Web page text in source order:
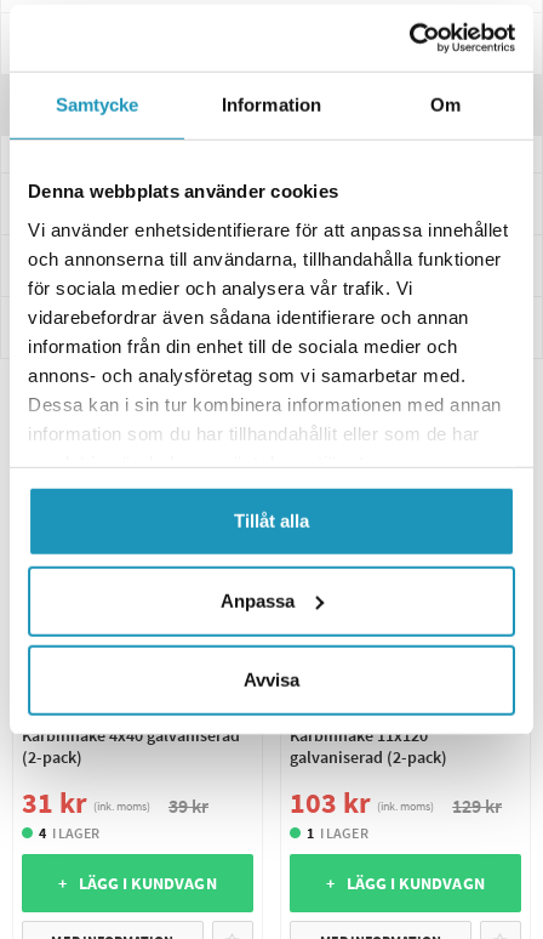
Samtycke Information Om
Denna webbplats använder cookies
Vi använder enhetsidentifierare för att anpassa innehållet
och annonserna till användarna, tillhandahålla funktioner
för sociala medier och analysera vår trafik. Vi
vidarebefordrar även sådana identifierare och annan
information från din enhet till de sociala medier och
annons- och analysföretag som vi samarbetar med.
Dessa kan i sin tur kombinera informationen med annan
information som du har tillhandahållit eller som de har
Tillåt alla
Anpassa
Avvisa
Recensioner
Frågor och svar
Leverans- & Returinformation
Betalning
Relaterade produkter
VALERYD
Karbinhake 4x40 galvaniserad
(2-pack)
31 kr (ink. moms) 39 kr
4 I LAGER
+ LÄGG I KUNDVAGN
VALERYD
Karbinhake 11x120
galvaniserad (2-pack)
103 kr (ink. moms) 129 kr
1 I LAGER
+ LÄGG I KUNDVAGN